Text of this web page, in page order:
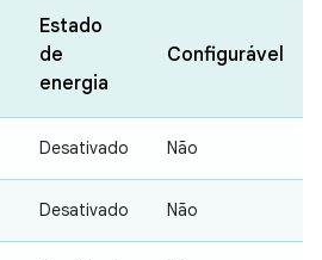
Estado
de
energia
Configurável
Desativado Não
Desativado Não